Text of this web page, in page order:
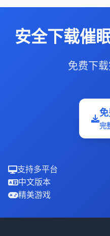
安全下载催
免费下
完
支持多平台
中文版本
精美游戏